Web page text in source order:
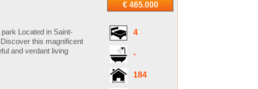
€ 465.000
4
-
184
Located in Saint-
this magnificent
and verdant living